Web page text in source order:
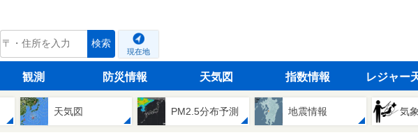
tenki.jp 検索
現在地
観測 防災情報 天気図 指数情報 レジャー
天気図 PM2.5分布予測 地震情報 気